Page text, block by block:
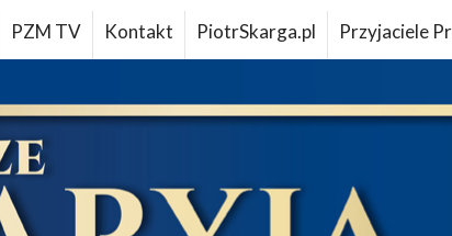
PZM TV Kontakt PiotrSkarga.pl Przyjaciele